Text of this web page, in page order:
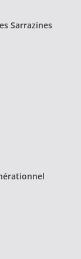
Sarrazines